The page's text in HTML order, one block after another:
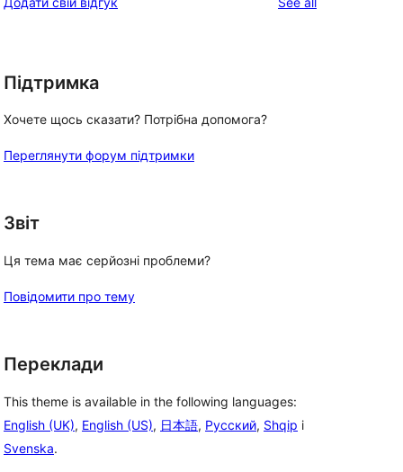
reviews
star
Підтримка
Хочете щось сказати? Потрібна допомога?
Переглянути форум підтримки
Звіт
Ця тема має серйозні проблеми?
Повідомити про тему
Переклади
This theme is available in the following languages:
English (UK), English (US), 日本語, Русский, Shqip і
Svenska.